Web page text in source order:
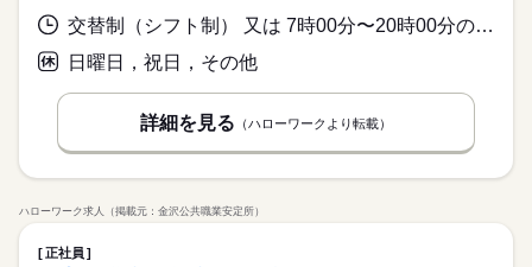
交替制（シフト制） 又は 7時00分〜20時00分の時間の間の8時間程度 就業時間に関する特記事項 シフト制
日曜日，祝日，その他
詳細を見る （ハローワークより転載）
ハローワーク求人（掲載元：金沢公共職業安定所）
正社員